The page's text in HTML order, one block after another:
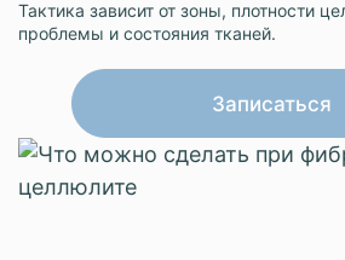
Тактика зависит от зоны, плотности
проблемы и состояния тканей.
Записаться